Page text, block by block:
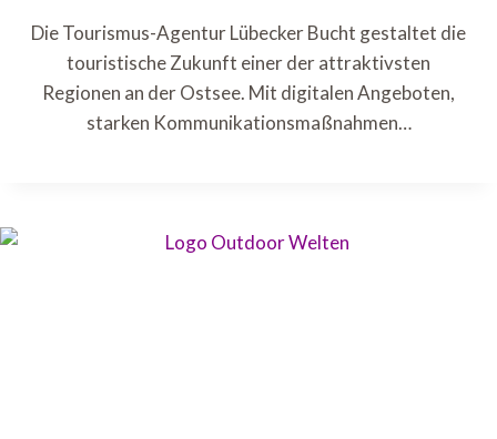
Die Tourismus-Agentur Lübecker Bucht gestaltet die
touristische Zukunft einer der attraktivsten
Regionen an der Ostsee. Mit digitalen Angeboten,
starken Kommunikationsmaßnahmen…